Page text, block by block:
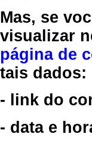
Mas, se
visualizar
página de
tais dados:
- link do
- data e